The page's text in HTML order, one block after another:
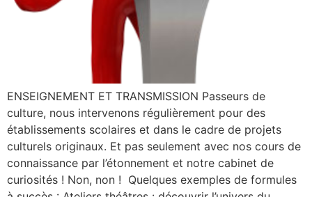
ENSEIGNEMENT ET TRANSMISSION Passeurs de
culture, nous intervenons régulièrement pour des
établissements scolaires et dans le cadre de projets
culturels originaux. Et pas seulement avec nos cours de
connaissance par l’étonnement et notre cabinet de
curiosités ! Non, non ! Quelques exemples de formules